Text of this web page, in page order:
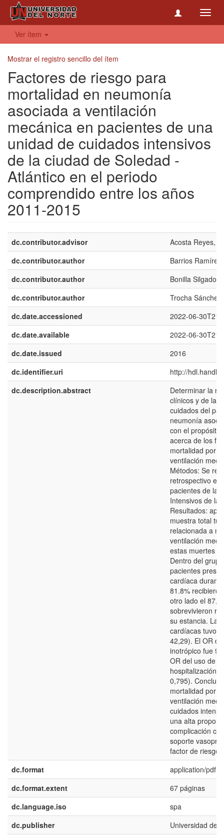
Ver ítem
Mostrar el registro sencillo del ítem
Factores de riesgo para
mortalidad en neumonía
asociada a ventilación
mecánica en pacientes de una
unidad de cuidados intensivos
de la ciudad de Soledad -
Atlántico en el periodo
comprendido entre los años
2011-2015
dc.contributor.advisor
Acosta Reyes,
dc.contributor.author
Barrios
dc.contributor.author
Bonilla Silgado,
dc.contributor.author
Trocha
dc.date.accessioned
2022-06-
dc.date.available
2022-06-
dc.date.issued
2016
dc.identifier.uri
http://
dc.description.abstract
Determinar la
clínicos y de
cuidados del
neumonía
con el propósito
acerca de los
mortalidad por
ventilación
Métodos: Se
retrospectivo
pacientes de la
Intensivos de la
Resultados:
muestra total
relacionada a
ventilación
estas muertes
Dentro del
pacientes
cardíaca
81.8%
otro lado el
sobrevivieron
su estancia. La
cardíacas tuvo
42,29). El OR
inotrópico fue
OR del uso de
hospitalización
0,795).
mortalidad por
ventilación
cuidados
una alta
complicación
soporte
factor de riesgo
dc.format
application/pdf
dc.format.extent
67 páginas
dc.language.iso
spa
dc.publisher
Universidad del